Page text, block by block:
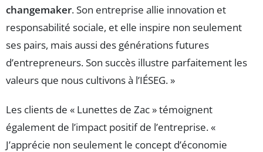
changemaker. Son entreprise allie innovation et
responsabilité sociale, et elle inspire non seulement
ses pairs, mais aussi des générations futures
d’entrepreneurs. Son succès illustre parfaitement les
valeurs que nous cultivons à l’IÉSEG. »
Les clients de « Lunettes de Zac » témoignent
également de l’impact positif de l’entreprise. «
J’apprécie non seulement le concept d’économie